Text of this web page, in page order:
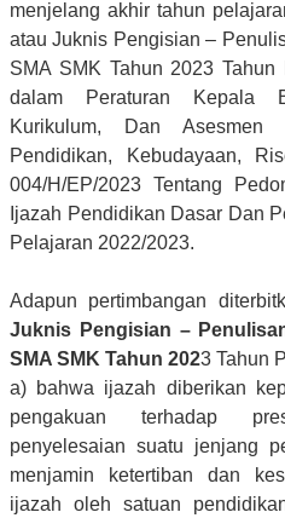
menjelang akhir tahun
atau Juknis Pengisian –
SMA SMK Tahun 2023
dalam Peraturan Kepala
Kurikulum, Dan Asesmen
Pendidikan, Kebudayaan,
004/H/EP/2023 Tentang
Ijazah Pendidikan Dasar Dan
Pelajaran 2022/2023.
Adapun pertimbangan
Juknis Pengisian –
SMA SMK Tahun 2023 Tahun
a) bahwa ijazah diberikan
pengakuan terhadap
penyelesaian suatu jenjang
menjamin ketertiban dan
ijazah oleh satuan